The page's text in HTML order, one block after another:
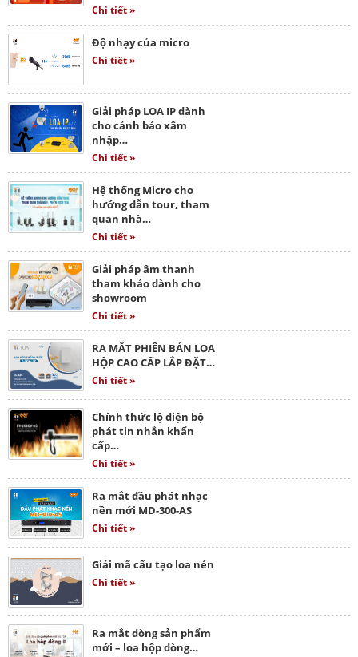
Chi tiết »
Độ nhạy của micro
Chi tiết »
Giải pháp LOA IP dành
cho cảnh báo xâm
nhập…
Chi tiết »
Hệ thống Micro cho
hướng dẫn tour, tham
quan nhà…
Chi tiết »
Giải pháp âm thanh
tham khảo dành cho
showroom
Chi tiết »
RA MẮT PHIÊN BẢN LOA
HỘP CAO CẤP LẮP ĐẶT…
Chi tiết »
Chính thức lộ diện bộ
phát tin nhắn khẩn
cấp…
Chi tiết »
Ra mắt đầu phát nhạc
nền mới MD-300-AS
Chi tiết »
Giải mã cấu tạo loa nén
Chi tiết »
Ra mắt dòng sản phẩm
mới – loa hộp dòng…